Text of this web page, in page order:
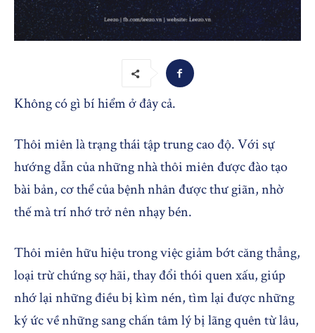
Không có gì bí hiểm ở đây cả.
Thôi miên là trạng thái tập trung cao độ. Với sự
hướng dẫn của những nhà thôi miên được đào tạo
bài bản, cơ thể của bệnh nhân được thư giãn, nhờ
thế mà trí nhớ trở nên nhạy bén.
Thôi miên hữu hiệu trong việc giảm bớt căng thẳng,
loại trừ chứng sợ hãi, thay đổi thói quen xấu, giúp
nhớ lại những điều bị kìm nén, tìm lại được những
ký ức về những sang chấn tâm lý bị lãng quên từ lâu,